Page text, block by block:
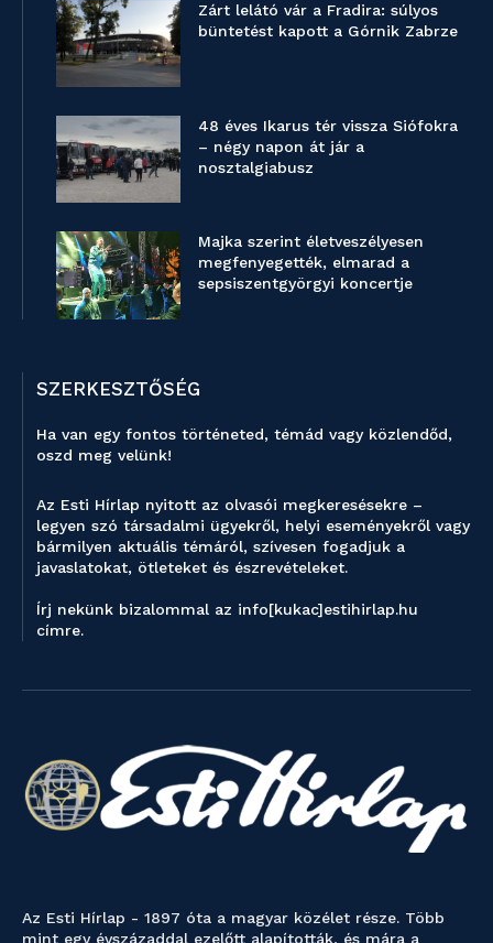
Zárt lelátó vár a Fradira: súlyos
büntetést kapott a Górnik Zabrze
48 éves Ikarus tér vissza Siófokra
– négy napon át jár a
nosztalgiabusz
Majka szerint életveszélyesen
megfenyegették, elmarad a
sepsiszentgyörgyi koncertje
SZERKESZTŐSÉG
Ha van egy fontos történeted, témád vagy közlendőd,
oszd meg velünk!
Az Esti Hírlap nyitott az olvasói megkeresésekre –
legyen szó társadalmi ügyekről, helyi eseményekről vagy
bármilyen aktuális témáról, szívesen fogadjuk a
javaslatokat, ötleteket és észrevételeket.
Írj nekünk bizalommal az info[kukac]estihirlap.hu
címre.
Az Esti Hírlap - 1897 óta a magyar közélet része. Több
mint egy évszázaddal ezelőtt alapították, és mára a